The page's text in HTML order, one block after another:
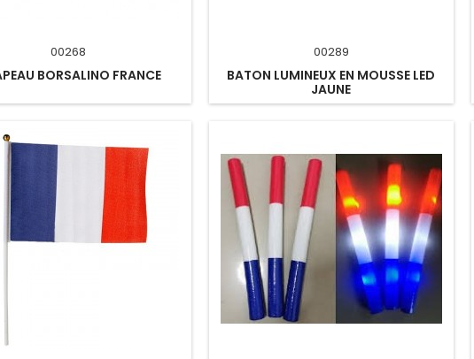
00268
BORSALINO FRANCE
00289
BATON LUMINEUX EN MOUSSE LED
JAUNE